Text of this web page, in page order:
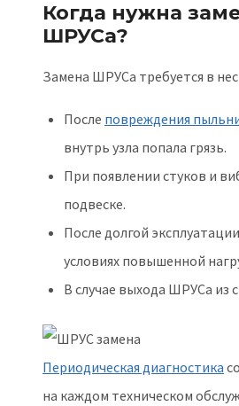
Когда нужна
ШРУСа?
Замена ШРУСа требуется в
После повреждения
внутрь узла попала грязь.
При появлении стуков и
подвеске.
После долгой
условиях повышенной
В случае выхода ШРУСа из
Периодическая диагностика
на каждом техническом